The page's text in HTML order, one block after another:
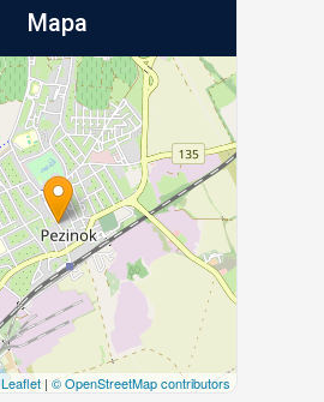
Mapa
Leaflet|© OpenStreetMap contributors